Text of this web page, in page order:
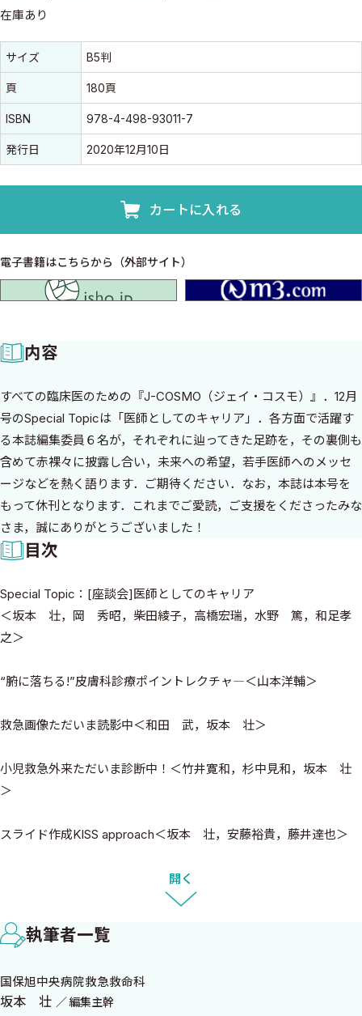
在庫あり
書誌情報
書誌情報
サイズ B5判
頁 180頁
ISBN 978-4-498-93011-7
発行日 2020年12月10日
カートに入れる
電子書籍はこちらから（外部サイト）
内容
すべての臨床医のための『J-COSMO（ジェイ・コスモ）』．12月
号のSpecial Topicは「医師としてのキャリア」．各方面で活躍す
る本誌編集委員６名が，それぞれに辿ってきた足跡を，その裏側も
含めて赤裸々に披露し合い，未来への希望，若手医師へのメッセ
ージなどを熱く語ります．ご期待ください．なお，本誌は本号を
もって休刊となります．これまでご愛読，ご支援をくださったみな
さま，誠にありがとうございました！
目次
Special Topic：[座談会]医師としてのキャリア
＜坂本 壮，岡 秀昭，柴田綾子，高橋宏瑞，水野 篤，和足孝
之＞
“腑に落ちる!”皮膚科診療ポイントレクチャ―＜山本洋輔＞
救急画像ただいま読影中＜和田 武，坂本 壮＞
小児救急外来ただいま診断中！＜竹井寛和，杉中見和，坂本 壮
＞
スライド作成KISS approach＜坂本 壮，安藤裕貴，藤井達也＞
Dr.陶山＆Dr.田巻のRheumatologyコンサルト＜陶山恭博，田巻弘
感じる心エコー＜水野 篤＞
つかさの部屋＜矢島つかさ＞
開く
執筆者一覧
国保旭中央病院救急救命科
坂本 壮 編集主幹